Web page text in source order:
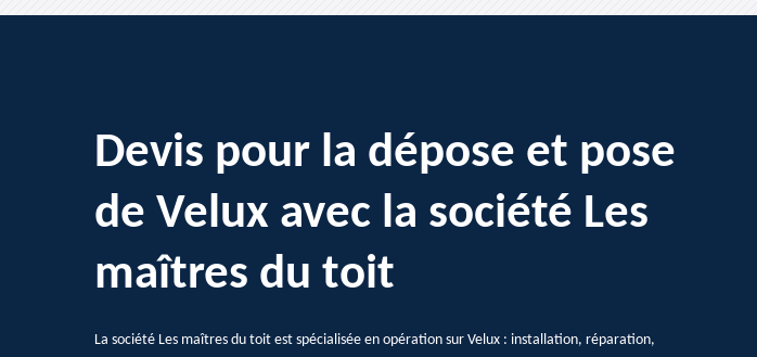
Devis pour la dépose et pose
de Velux avec la société Les
maîtres du toit
La société Les maîtres du toit est spécialisée en opération sur Velux : installation, réparation,